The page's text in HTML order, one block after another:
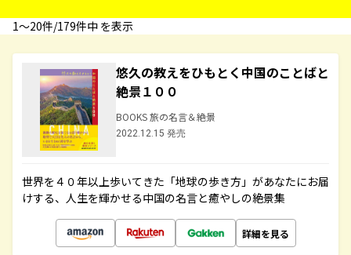
1〜20件/179件中 を表示
悠久の教えをひもとく中国のことばと
絶景１００
BOOKS 旅の名言＆絶景
2022.12.15 発売
世界を４０年以上歩いてきた「地球の歩き方」があなたにお届
けする、人生を輝かせる中国の名言と癒やしの絶景集
詳細を見る